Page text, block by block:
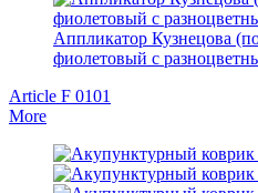
Аппликатор Кузнецова
фиолетовый с
Article F 0101
More